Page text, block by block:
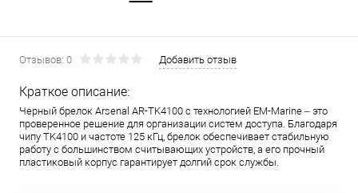
Отзывов: 0 Добавить отзыв
Краткое описание:
Черный брелок Arsenal AR-TK4100 с технологией EM-Marine – это
проверенное решение для организации систем доступа. Благодаря
чипу TK4100 и частоте 125 кГц, брелок обеспечивает стабильную
работу с большинством считывающих устройств, а его прочный
пластиковый корпус гарантирует долгий срок службы.